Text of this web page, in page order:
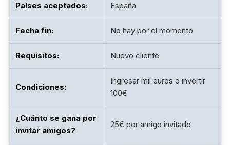
Países aceptados: España
Fecha fin: No hay por el momento
Requisitos: Nuevo cliente
Condiciones:
Ingresar mil euros o invertir
100€
¿Cuánto se gana por
invitar amigos?
25€ por amigo invitado